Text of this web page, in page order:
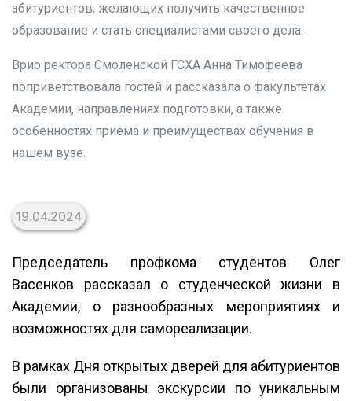
абитуриентов, желающих получить качественное
образование и стать специалистами своего дела.
Врио ректора Смоленской ГСХА Анна Тимофеева
поприветствовала гостей и рассказала о факультетах
Академии, направлениях подготовки, а также
особенностях приема и преимуществах обучения в
нашем вузе.
19.04.2024
Председатель профкома студентов Олег
Васенков рассказал о студенческой жизни в
Академии, о разнообразных мероприятиях и
возможностях для самореализации.
В рамках Дня открытых дверей для абитуриентов
были организованы экскурсии по уникальным